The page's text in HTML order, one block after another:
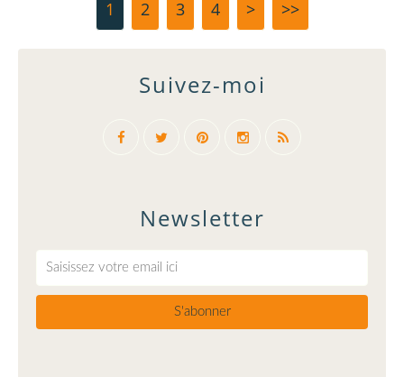
1 2 3 4 > >>
Newsletter
Suivez-moi